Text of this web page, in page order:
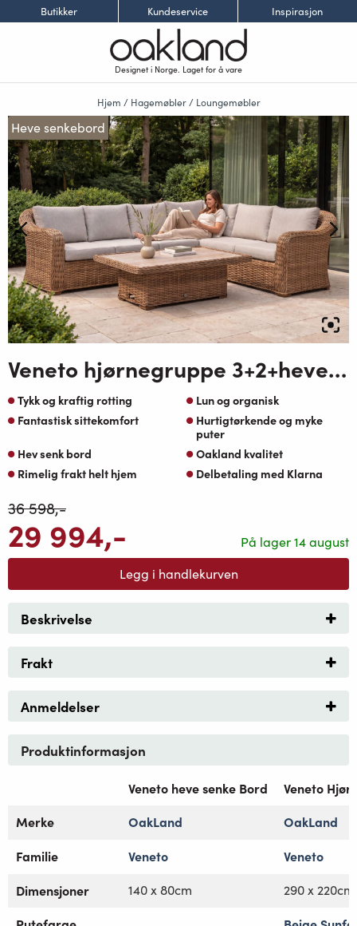
Butikker Kundeservice Inspirasjon
Designet i Norge. Laget for å vare
Hjem / Hagemøbler/ Loungemøbler
Heve senkebord
Veneto hjørnegruppe 3+2+heve senkebord natur flett-beige Sunfab puter
Tykk og kraftig rotting
Lun og organisk
Fantastisk sittekomfort
Hurtigtørkende og myke
puter
Hev senk bord
Oakland kvalitet
Rimelig frakt helt hjem
Delbetaling med Klarna
På lager 14 august
36 598,-
29 994,-
Legg i handlekurven
Beskrivelse
Frakt
Anmeldelser
Produktinformasjon
Veneto heve senke Bord
Veneto
Merke
OakLand
OakLand
Familie
Veneto
Veneto
Dimensjoner
140 x 80cm 290 x 220cm